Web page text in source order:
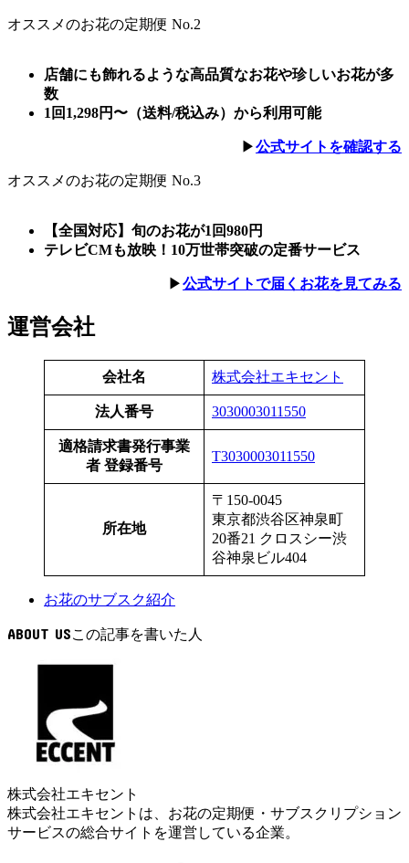
オススメのお花の定期便 No.2
店舗にも飾れるような高品質なお花や珍しいお花が多
数
1回1,298円〜（送料/税込み）から利用可能
▶︎公式サイト を確認する
オススメのお花の定期便 No.3
【全国対応】旬のお花が1回980円
テレビCMも放映！10万世帯突破の定番サービス
▶︎公式サイトで届くお花を見てみる
運営会社
会社名 株式会社エキセント
法人番号 3030003011550
適格請求書発行事業
者 登録番号
T3030003011550
所在地
〒150-0045
東京都渋谷区神泉町
20番21 クロスシー渋
谷神泉ビル404
お花のサブスク紹介
ABOUT US
株式会社エキセント
株式会社エキセントは、お花の定期便・サブスクリプション
サービスの総合サイトを運営している企業。